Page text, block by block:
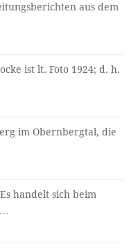
aus dem
ist lt. Foto 1924; d. h.
im Obernbergtal, die
handelt sich beim